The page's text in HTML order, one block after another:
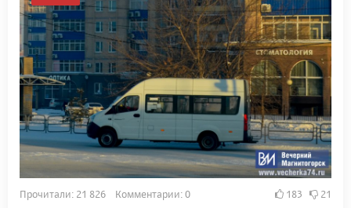
Прочитали: 21 826 Комментарии: 0 183 21